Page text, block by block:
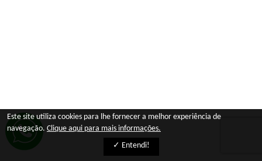
Este site utiliza cookies para lhe fornecer a melhor experiência de
navegação. Clique aqui para mais informações.
✓ Entendi!